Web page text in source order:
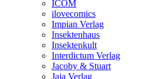
ICOM
ilovecomics
Impian Verlag
Insektenhaus
Insektenkult
Interdictum Verlag
Jacoby & Stuart
Jaja Verlag